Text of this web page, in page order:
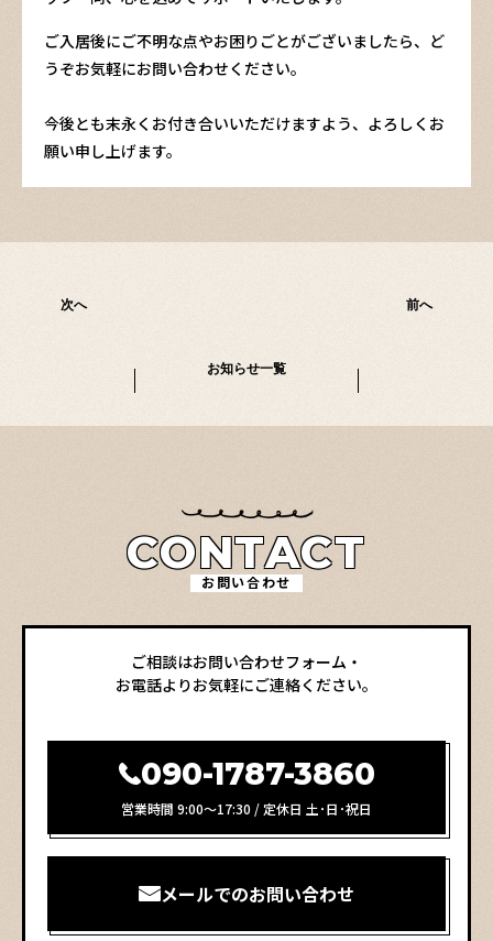
ご入居後にご不明な点やお困りごとがございましたら、ど
うぞお気軽にお問い合わせください。
今後とも末永くお付き合いいただけますよう、よろしくお
願い申し上げます。
次へ
お知らせ一覧
前へ
お問い合わせ
CONTACT
ご相談はお問い合わせフォーム・
お電話よりお気軽にご連絡ください。
090-1787-3860
営業時間 9:00～17:30 / 定休日 土･日･祝日
メールでのお問い合わせ